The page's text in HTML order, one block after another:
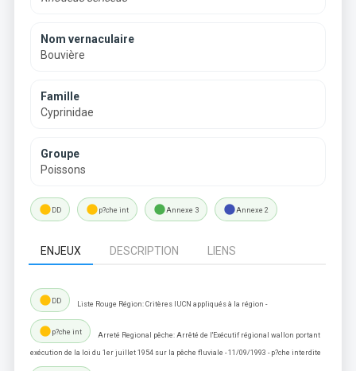
Nom vernaculaire
Bouvière
Famille
Cyprinidae
Groupe
Poissons
lensDD lensp?che int lensAnnexe 3 lensAnnexe 2
ENJEUX DESCRIPTION LIENS
lensDD Liste Rouge Région: Critères IUCN appliqués à la région -
lensp?che int Arreté Regional pêche: Arrêté de l'Exécutif régional wallon portant
exécution de la loi du 1er juillet 1954 sur la pêche fluviale - 11/09/1993 - p?che interdite